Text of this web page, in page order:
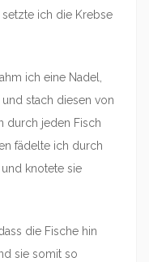
ich die Krebse
ich eine Nadel,
stach diesen von
durch jeden Fisch
fädelte ich durch
knotete sie
die Fische hin
sie somit so